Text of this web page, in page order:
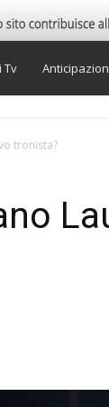
Tv
tronista?